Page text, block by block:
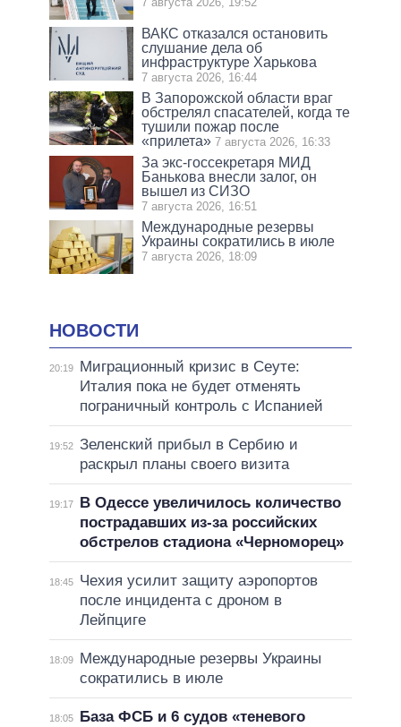
ВАКС отказался остановить
слушание дела об
инфраструктуре Харькова
7 августа 2026, 16:44
В Запорожской области враг
обстрелял спасателей, когда те
тушили пожар после
«прилета» 7 августа 2026, 16:33
За экс-госсекретаря МИД
Банькова внесли залог, он
вышел из СИЗО
7 августа 2026, 16:51
Международные резервы
Украины сократились в июле
7 августа 2026, 18:09
НОВОСТИ
20:19
Миграционный кризис в Сеуте:
Италия пока не будет отменять
пограничный контроль с Испанией
19:52 Зеленский прибыл в Сербию и
раскрыл планы своего визита
19:17
В Одессе увеличилось количество
пострадавших из-за российских
обстрелов стадиона «Черноморец»
18:45
Чехия усилит защиту аэропортов
после инцидента с дроном в
Лейпциге
18:09
Международные резервы Украины
сократились в июле
18:05
База ФСБ и 6 судов «теневого